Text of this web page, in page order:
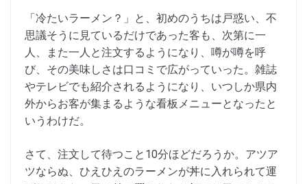
「冷たいラーメン？」と、初めのうちは戸惑い、不
思議そうに見ているだけであった客も、次第に一
人、また一人と注文するようになり、噂が噂を呼
び、その美味しさは口コミで広がっていった。雑誌
やテレビでも紹介されるようになり、いつしか県内
外からお客が集まるような看板メニューとなったと
いうわけだ。
さて、注文して待つこと10分ほどだろうか。アツア
ツならぬ、ひえひえのラーメンが丼に入れられて運